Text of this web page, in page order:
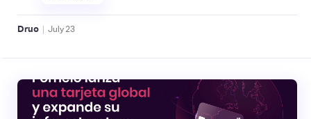
Druo | July 23